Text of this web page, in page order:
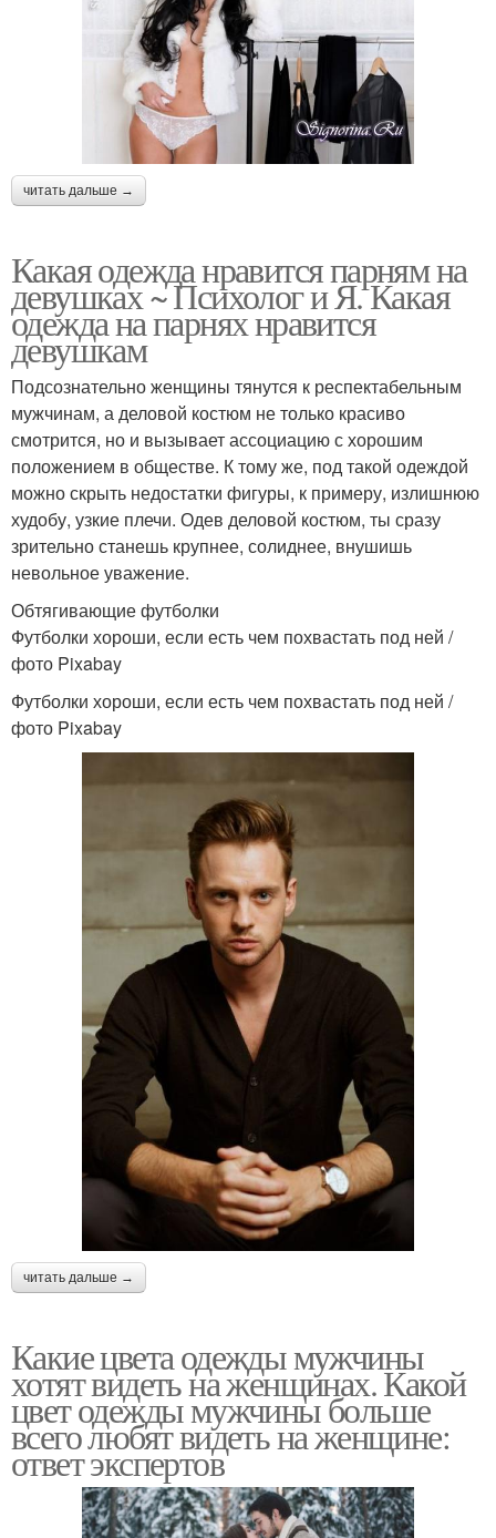
читать дальше →
Какая одежда нравится парням на
девушках ~ Психолог и Я. Какая
одежда на парнях нравится
девушкам
Подсознательно женщины тянутся к респектабельным
мужчинам, а деловой костюм не только красиво
смотрится, но и вызывает ассоциацию с хорошим
положением в обществе. К тому же, под такой одеждой
можно скрыть недостатки фигуры, к примеру, излишнюю
худобу, узкие плечи. Одев деловой костюм, ты сразу
зрительно станешь крупнее, солиднее, внушишь
невольное уважение.
Обтягивающие футболки
Футболки хороши, если есть чем похвастать под ней /
фото Pixabay
Футболки хороши, если есть чем похвастать под ней /
фото Pixabay
читать дальше →
Какие цвета одежды мужчины
хотят видеть на женщинах. Какой
цвет одежды мужчины больше
всего любят видеть на женщине:
ответ экспертов